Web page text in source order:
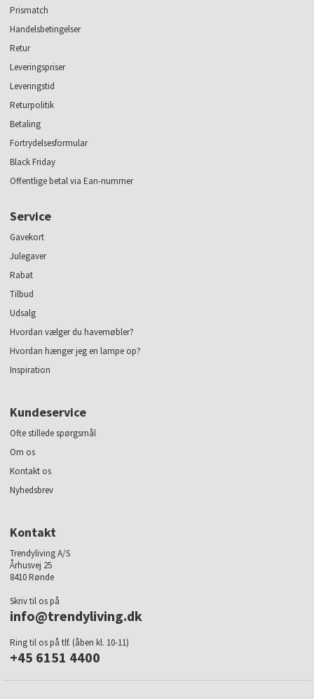
Prismatch
Handelsbetingelser
Retur
Leveringspriser
Leveringstid
Returpolitik
Betaling
Fortrydelsesformular
Black Friday
Offentlige betal via Ean-nummer
Service
Gavekort
Julegaver
Rabat
Tilbud
Udsalg
Hvordan vælger du havemøbler?
Hvordan hænger jeg en lampe op?
Inspiration
Kundeservice
Ofte stillede spørgsmål
Om os
Kontakt os
Nyhedsbrev
Kontakt
Trendyliving A/S
Århusvej 25
8410 Rønde
Skriv til os på
info@trendyliving.dk
Ring til os på tlf. (åben kl. 10-11)
+45 6151 4400